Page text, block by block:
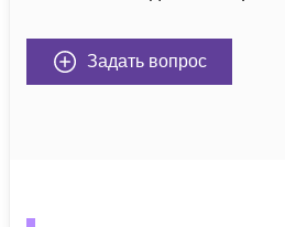
Задать вопрос